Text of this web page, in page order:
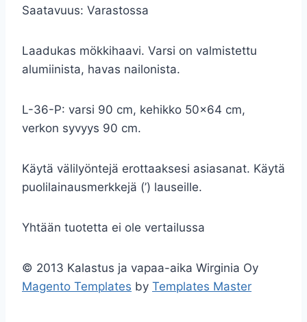
Saatavuus: Varastossa
Laadukas mökkihaavi. Varsi on valmistettu
alumiinista, havas nailonista.
L-36-P: varsi 90 cm, kehikko 50×64 cm,
verkon syvyys 90 cm.
Käytä välilyöntejä erottaaksesi asiasanat. Käytä
puolilainausmerkkejä (’) lauseille.
Yhtään tuotetta ei ole vertailussa
© 2013 Kalastus ja vapaa-aika Wirginia Oy
Magento Templates by Templates Master